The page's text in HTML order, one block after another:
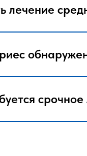
лечение
срочное